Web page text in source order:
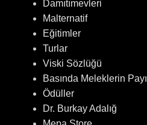
Damıtımevleri
Malternatif
Eğitimler
Turlar
Viski Sözlüğü
Basında Meleklerin Payı
Ödüller
Dr. Burkay Adalığ